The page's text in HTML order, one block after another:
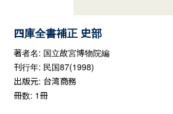
四庫全書補正 史部
著者名: 国立故宮博物院編
刊行年: 民国87(1998)
出版元: 台湾商務
冊数: 1冊